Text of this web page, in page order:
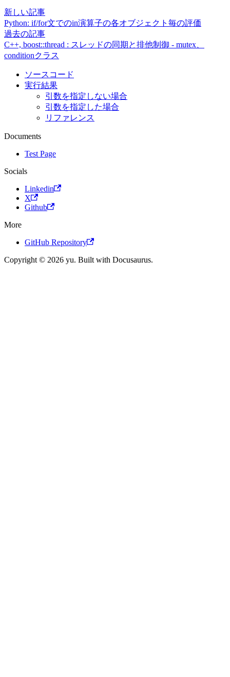
新しい記事
Python: if/for文でのin演算子の各オブジェクト毎の評価
過去の記事
C++, boost::thread : スレッドの同期と排他制御 - mutex、
conditionクラス
ソースコード
実行結果
引数を指定しない場合
引数を指定した場合
リファレンス
Documents
Test Page
Socials
Linkedin
X
Github
More
GitHub Repository
Copyright © 2026 yu. Built with Docusaurus.